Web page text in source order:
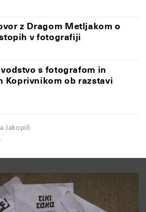
z Dragom Metljakom o
v fotografiji
s fotografom in
Koprivnikom ob razstavi
Jakopič